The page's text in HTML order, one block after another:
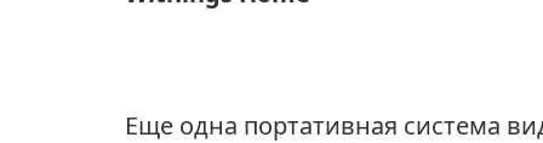
Еще одна портативная система